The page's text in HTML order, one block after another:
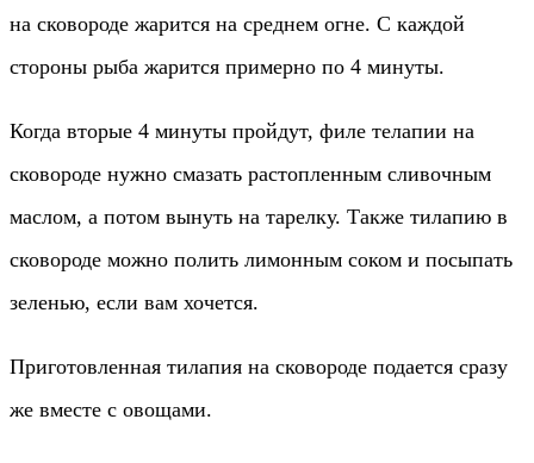
на сковороде жарится на среднем огне. С каждой
стороны рыба жарится примерно по 4 минуты.
Когда вторые 4 минуты пройдут, филе телапии на
сковороде нужно смазать растопленным сливочным
маслом, а потом вынуть на тарелку. Также тилапию в
сковороде можно полить лимонным соком и посыпать
зеленью, если вам хочется.
Приготовленная тилапия на сковороде подается сразу
же вместе с овощами.